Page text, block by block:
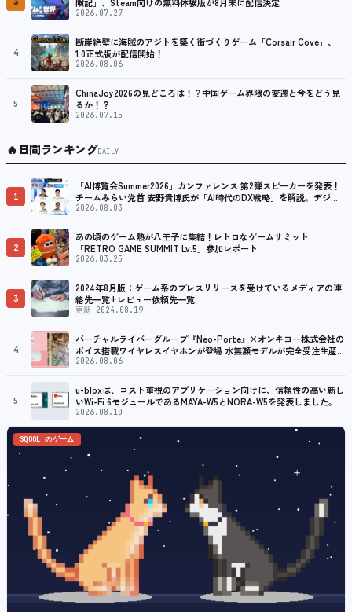
険記」、Steam向けの無料体験版が8月末に配信決定
2026.07.27
4
断崖絶壁に海賊のアジトを築く街づくりゲーム「Corsair Cove」、
1.0正式版が配信開始！
2026.08.06
5
ChinaJoy2026の見どころは！？中国ゲーム界隈の変遷と今をどう見
るか！？
2026.07.15
🔥日間ランキングDAILY
1
「AI博覧会Summer2026」カンファレンス 第2弾スピーカーを発表！
チームみらい党首 安野貴博氏が「AI時代のDX戦略」を解説。デジタ
ル庁のガバメントAI、経営・製造・営業のAI活用事例も公開
2026.08.03
2
あの頃のゲーム熱が八王子に集結！レトロなゲームサミット
「RETRO GAME SUMMIT Lv.5」参加レポート
2026.03.25
3
2024年8月版：ゲーム系のプレスリリースを受けているメディアの連
絡先一覧+レビュー依頼先一覧
更新 2024.08.19
4
バーチャルライバーグループ『Neo-Porte』×オンキヨー株式会社の
ボイス搭載ワイヤレスイヤホンが登場 水無瀬モデルが完全受注生産で
販売決定！ ８月７日（金）15：00から受注開始
2026.08.06
5
u-bloxは、コスト重視のアプリケーション向けに、信頼性の高い新し
いWi-Fi 6モジュールであるMAYA-W5とNORA-W5を発表しました。
2026.08.10
SQOOL のゲーム